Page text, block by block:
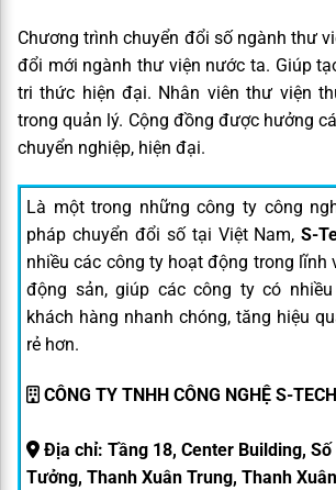
Chương trình chuyển đổi số ngành thư
đổi mới ngành thư viện nước ta. Giúp
tri thức hiện đại. Nhân viên thư viện
trong quản lý. Cộng đồng được hưởng
chuyển nghiệp, hiện đại.
Là một trong những công ty công
pháp chuyển đổi số tại Việt Nam,S-
nhiều các công ty hoạt động trong lĩnh
động sản, giúp các công ty có
khách hàng nhanh chóng, tăng hiệu
rẻ hơn.
CÔNG TY TNHH CÔNG NGHỆ S-TECH
Địa chỉ: Tầng 18, Center Building, Số
Tưởng, Thanh Xuân Trung, Thanh